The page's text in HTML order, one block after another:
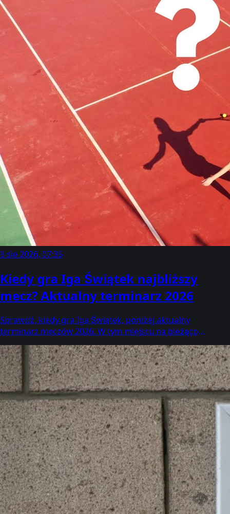
9 sie 2026, 07:35
Kiedy gra Iga Świątek najbliższy
mecz? Aktualny terminarz 2026
Sprawdź, kiedy gra Iga Świątek, poniżej aktualny
terminarz meczów 2026. W tym miejscu na bieżąco
aktualizujemy, jakiego dnia i o której godzinie na korcie
zagra Iga Świątek najbliższy mecz. Oto szczegółowe
informacje! [Aktualizacja]